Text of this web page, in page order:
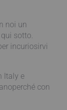
noi un
sotto.
incuriosirvi
Italy e
con